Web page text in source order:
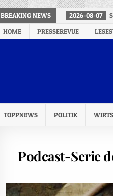
BREAKING NEWS 2026-08-07
HOME
PRESSEREVUE
TOPPNEWS POLITIK
Podcast-Serie